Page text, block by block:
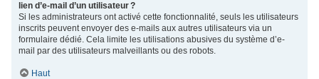
lien d’e-mail d’un utilisateur ?
Si les administrateurs ont activé cette fonctionnalité, seuls les utilisateurs
inscrits peuvent envoyer des e-mails aux autres utilisateurs via un
formulaire dédié. Cela limite les utilisations abusives du système d’e-
mail par des utilisateurs malveillants ou des robots.
Haut